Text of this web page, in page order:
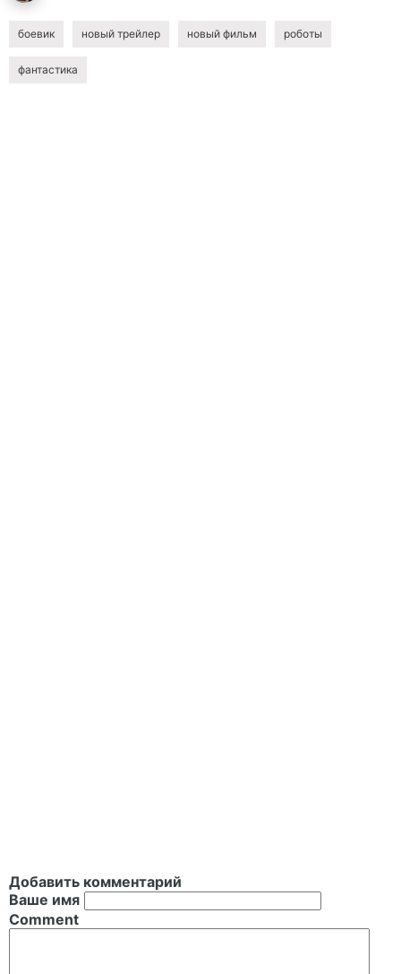
боевик новый трейлер новый фильм роботы
фантастика
Добавить комментарий
Ваше имя
Comment